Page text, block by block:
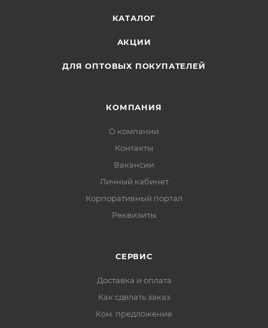
КАТАЛОГ
АКЦИИ
ДЛЯ ОПТОВЫХ ПОКУПАТЕЛЕЙ
КОМПАНИЯ
О компании
Контакты
Вакансии
Личный кабинет
Корпоративный портал
Реквизиты
СЕРВИС
Доставка и оплата
Как сделать заказ
Ком. предложение